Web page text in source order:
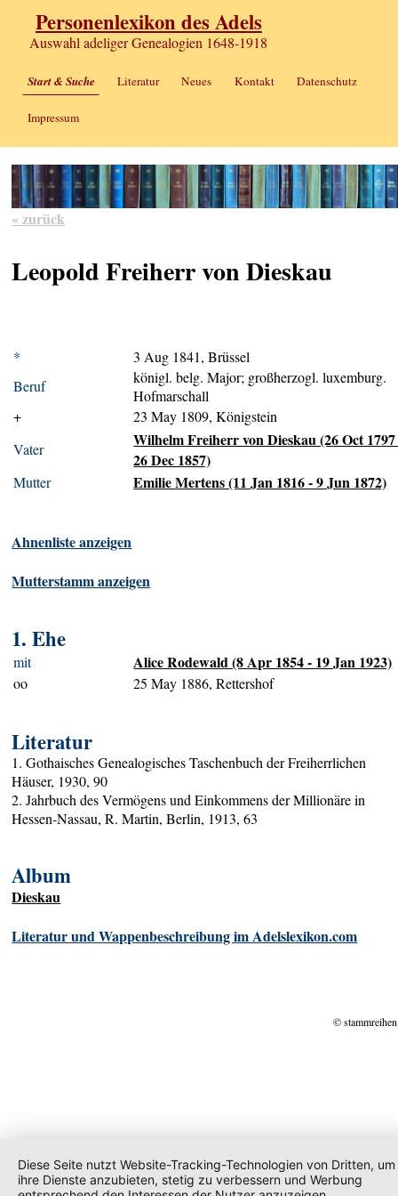
Personenlexikon des Adels
Auswahl adeliger Genealogien 1648-1918
Start & Suche Literatur Neues Kontakt Datenschutz
Impressum
« zurück
Leopold Freiherr von Dieskau
*
3 Aug 1841, Brüssel
Beruf
königl. belg. Major; großherzogl. luxemburg.
Hofmarschall
+
23 May 1809, Königstein
Vater
Wilhelm Freiherr von Dieskau (26 Oct
26 Dec 1857)
Mutter Emilie Mertens (11 Jan 1816 - 9 Jun 1872)
Ahnenliste anzeigen
Mutterstamm anzeigen
1. Ehe
mit Alice Rodewald (8 Apr 1854 - 19 Jan 1923)
oo 25 May 1886, Rettershof
Literatur
1. Gothaisches Genealogisches Taschenbuch der Freiherrlichen
Häuser, 1930, 90
2. Jahrbuch des Vermögens und Einkommens der Millionäre in
Hessen-Nassau, R. Martin, Berlin, 1913, 63
Album
Dieskau
Literatur und Wappenbeschreibung im Adelslexikon.com
©
Diese Seite nutzt Website-Tracking-Technologien von Dritten, um
ihre Dienste anzubieten, stetig zu verbessern und Werbung